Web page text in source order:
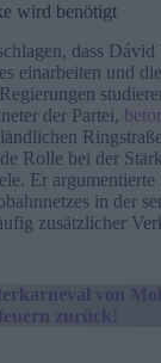
wird benötigt
dass
einarbeiten und
der Partei,
Rolle bei der
Er argumentierte
in der
zusätzlicher
von
zurück!